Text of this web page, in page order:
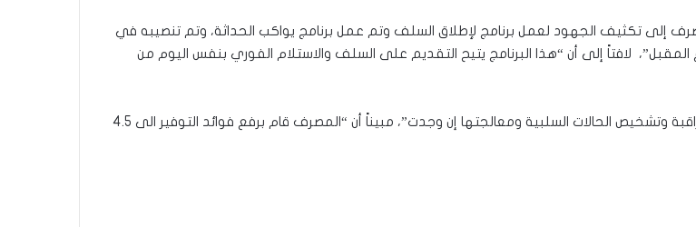
إلى تكثيف الجهود لعمل برنامج لإطلاق السلف وتم عمل برنامج يواكب الحداثة، وتم تنصيبه في
لافتاً إلى أن “هذا البرنامج يتيح التقديم على السلف والاستلام الفوري بنفس اليوم من
،وهناك فرق للمراقبة وتشخيص الحالات السلبية ومعالجتها إن وجدت”، مبيناً أن “المصرف قام برفع فوائد التوفير الى 4.5